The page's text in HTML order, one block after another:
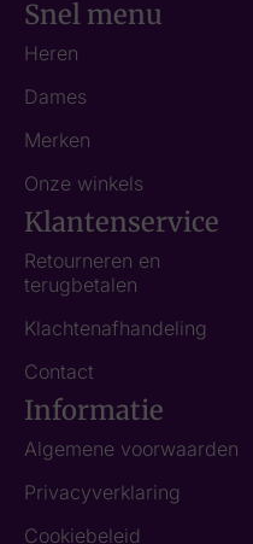
Snel menu
Heren
Dames
Merken
Onze winkels
Klantenservice
Retourneren en
terugbetalen
Klachtenafhandeling
Contact
Informatie
Algemene voorwaarden
Privacyverklaring
Cookiebeleid